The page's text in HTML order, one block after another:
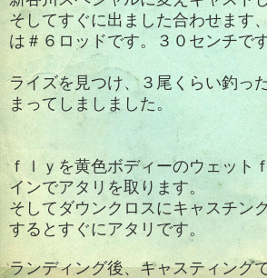
そしてすぐに出ました合わせます
は＃６ロッドです。３０センチです
ライズを見つけ、３尾くらい釣っ
まってしましました。
ｆｌｙを黄色ボディーのウェット
インでアタリを取ります。
そしてダウンクロスにキャスチング
するとすぐにアタリです。
ランディング後、キャスティング